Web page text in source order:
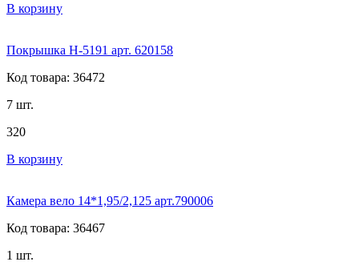
В корзину
Покрышка H-5191 арт. 620158
Код товара: 36472
7 шт.
320
В корзину
Камера вело 14*1,95/2,125 арт.790006
Код товара: 36467
1 шт.